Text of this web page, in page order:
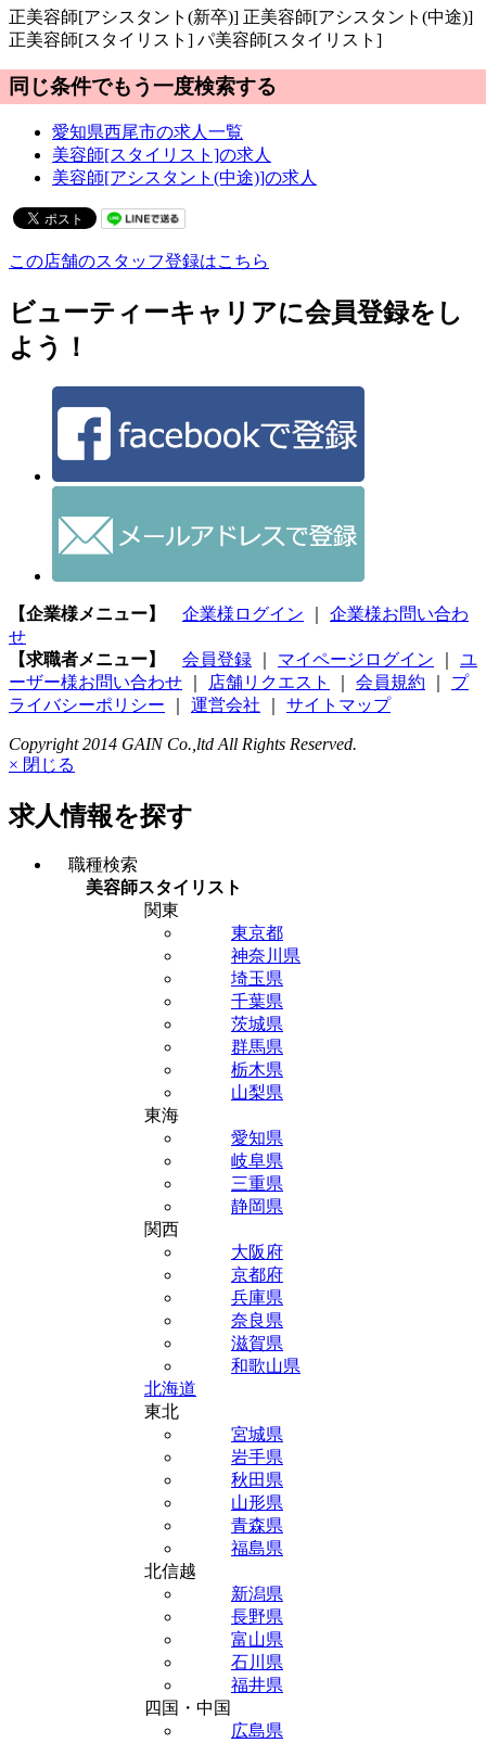
正美容師[アシスタント(新卒)] 正美容師[アシスタント(中途)]
正美容師[スタイリスト] パ美容師[スタイリスト]
同じ条件でもう一度検索する
愛知県西尾市の求人一覧
美容師[スタイリスト]の求人
美容師[アシスタント(中途)]の求人
この店舗のスタッフ登録はこちら
ビューティーキャリアに会員登録をし
よう！
【企業様メニュー】 企業様ログイン
企業様お問い合わ
せ
【求職者メニュー】
会員登録 マイページログイン
ユ
ーザー様お問い合わせ
店舗リクエスト 会員規約
プ
ライバシーポリシー
運営会社 サイトマップ
Copyright 2014 GAIN Co.,ltd All Rights Reserved.
× 閉じる
求人情報を探す
職種検索
美容師スタイリスト
関東
東京都
神奈川県
埼玉県
千葉県
茨城県
群馬県
栃木県
山梨県
東海
愛知県
岐阜県
三重県
静岡県
関西
大阪府
京都府
兵庫県
奈良県
滋賀県
和歌山県
北海道
東北
宮城県
岩手県
秋田県
山形県
青森県
福島県
北信越
新潟県
長野県
富山県
石川県
福井県
四国・中国
広島県